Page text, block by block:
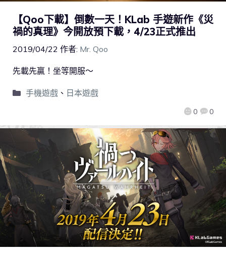
【Qoo下載】倒數一天！KLab 手遊新作《災
禍的真理》今開放預下載，4/23正式推出
2019/04/22 作者: Mr. Qoo
0 0
先載先贏！坐等開服～
手機遊戲、 日本遊戲